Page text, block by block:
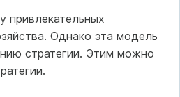
привлекательных
Однако эта модель
стратегии. Этим можно